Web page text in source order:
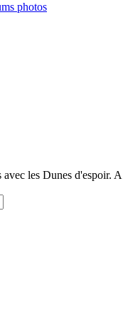
photos
les Dunes d'espoir. A